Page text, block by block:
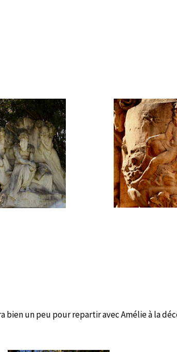
bien un peu pour repartir avec Amélie à la